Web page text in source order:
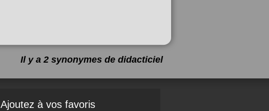
Il y a 2 synonymes de didacticiel
Ajoutez à vos favoris